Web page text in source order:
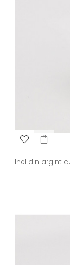
Inel din argint